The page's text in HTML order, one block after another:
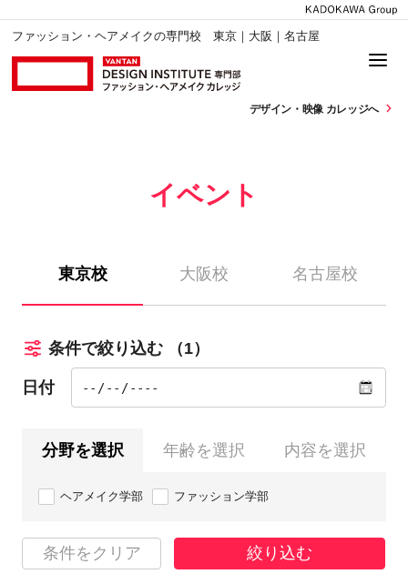
ファッション・ヘアメイクの専門校 東京｜大阪｜名古屋
デザイン・ 映像 カレッジへ
イベント
東京校 大阪校 名古屋校
条件で絞り込む （1）
日付
分野を選択 年齢を選択 内容を選択
ヘアメイク学部 ファッション学部
条件をクリア 絞り込む